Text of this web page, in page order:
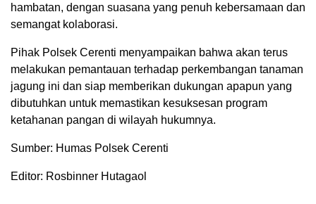
hambatan, dengan suasana yang penuh kebersamaan dan
semangat kolaborasi.
Pihak Polsek Cerenti menyampaikan bahwa akan terus
melakukan pemantauan terhadap perkembangan tanaman
jagung ini dan siap memberikan dukungan apapun yang
dibutuhkan untuk memastikan kesuksesan program
ketahanan pangan di wilayah hukumnya.
Sumber: Humas Polsek Cerenti
Editor: Rosbinner Hutagaol